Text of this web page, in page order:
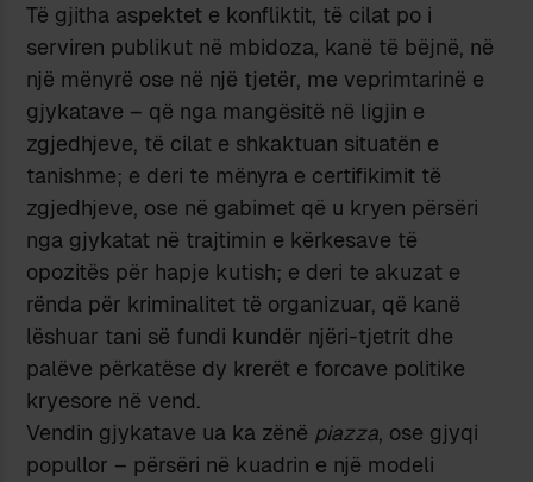
Të gjitha aspektet e konfliktit, të cilat po i
serviren publikut në mbidoza, kanë të bëjnë, në
një mënyrë ose në një tjetër, me veprimtarinë e
gjykatave – që nga mangësitë në ligjin e
zgjedhjeve, të cilat e shkaktuan situatën e
tanishme; e deri te mënyra e certifikimit të
zgjedhjeve, ose në gabimet që u kryen përsëri
nga gjykatat në trajtimin e kërkesave të
opozitës për hapje kutish; e deri te akuzat e
rënda për kriminalitet të organizuar, që kanë
lëshuar tani së fundi kundër njëri-tjetrit dhe
palëve përkatëse dy krerët e forcave politike
kryesore në vend.
Vendin gjykatave ua ka zënë piazza, ose gjyqi
popullor – përsëri në kuadrin e një modeli